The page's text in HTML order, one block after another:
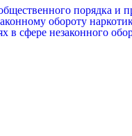
порядка и
обороту
сфере незаконного